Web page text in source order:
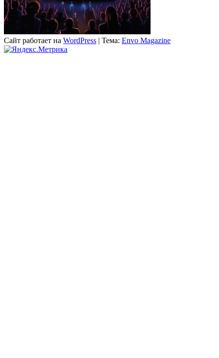
Сайт работает на WordPress | Тема: Envo Magazine